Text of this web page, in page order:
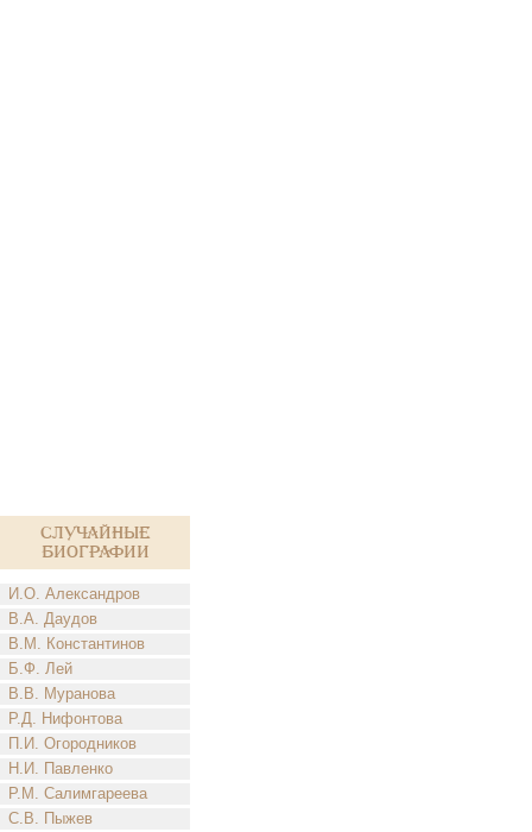
Случайные
биографии
И.О. Александров
В.А. Даудов
В.М. Константинов
Б.Ф. Лей
В.В. Муранова
Р.Д. Нифонтова
П.И. Огородников
Н.И. Павленко
Р.М. Салимгареева
С.В. Пыжев